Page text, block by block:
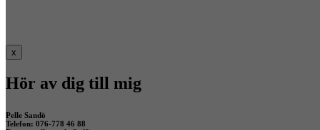
x
Hör av dig till mig
Pelle Sandö
Telefon: 076-778 46 88